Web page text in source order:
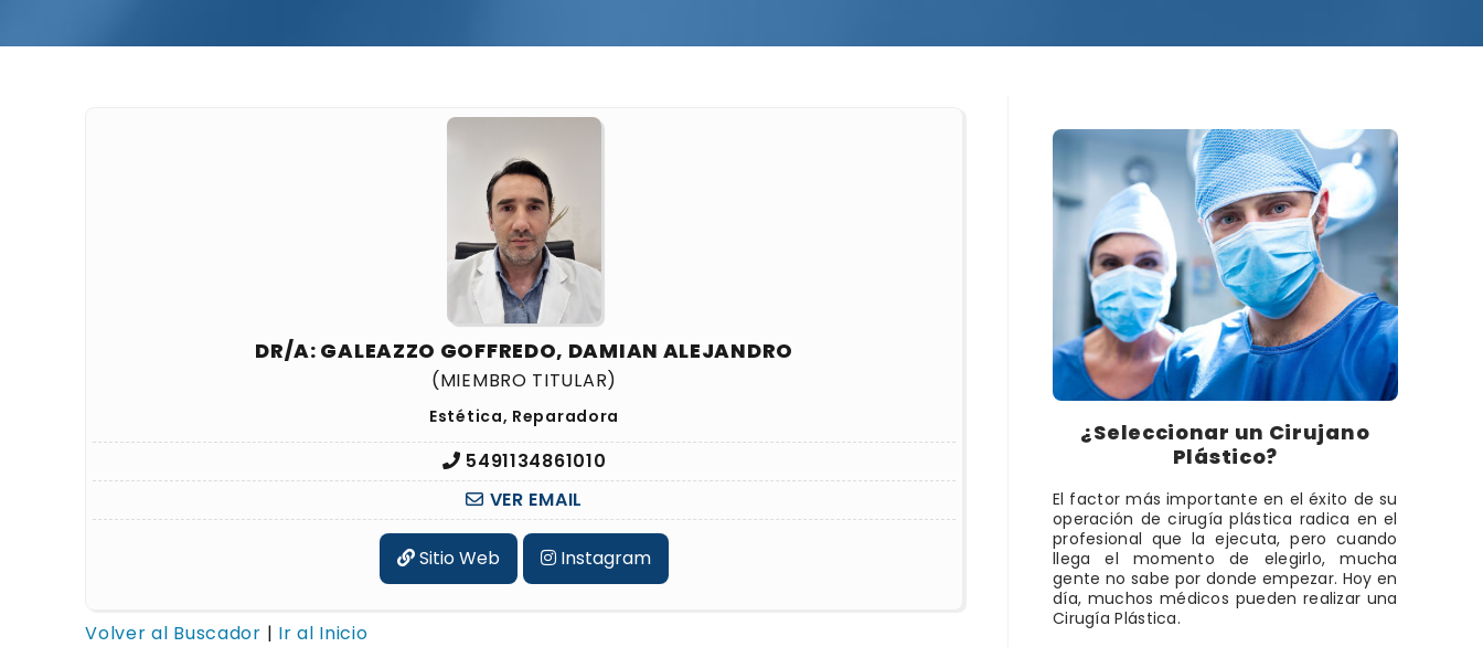
DR/A: GALEAZZO GOFFREDO, DAMIAN ALEJANDRO
(MIEMBRO TITULAR)
Estética, Reparadora
5491134861010
VER EMAIL
Sitio Web Instagram
Volver al Buscador | Ir al Inicio
¿Seleccionar un Cirujano
Plástico?
El factor más importante en el éxito de su
operación de cirugía plástica radica en el
profesional que la ejecuta, pero cuando
llega el momento de elegirlo, mucha
gente no sabe por donde empezar. Hoy en
día, muchos médicos pueden realizar una
Cirugía Plástica.